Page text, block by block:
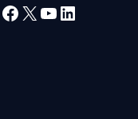
Facebook
X YouTube
LinkedIn